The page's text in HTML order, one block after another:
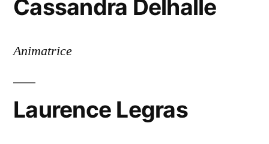
Cassandra Delhalle
Animatrice
Laurence Legras